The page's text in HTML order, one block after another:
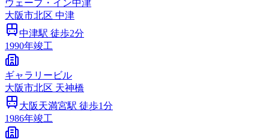
ウェーブ・イン中津
大阪市北区 中津
中津駅 徒歩2分
1990年竣工
ギャラリービル
大阪市北区 天神橋
大阪天満宮駅 徒歩1分
1986年竣工